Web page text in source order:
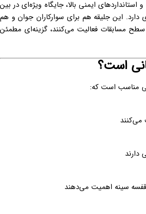
ایمنی بالا، جایگاه ویژه‌ای در بین
دارد. این جلیقه هم برای سوارکاران جوان و هم
سطح مسابقات فعالیت می‌کنند، گزینه‌ای مطمئن
است؟
مناسب است که:
سینه اهمیت می‌دهند